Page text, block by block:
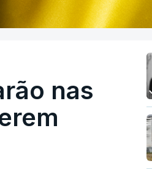
nas